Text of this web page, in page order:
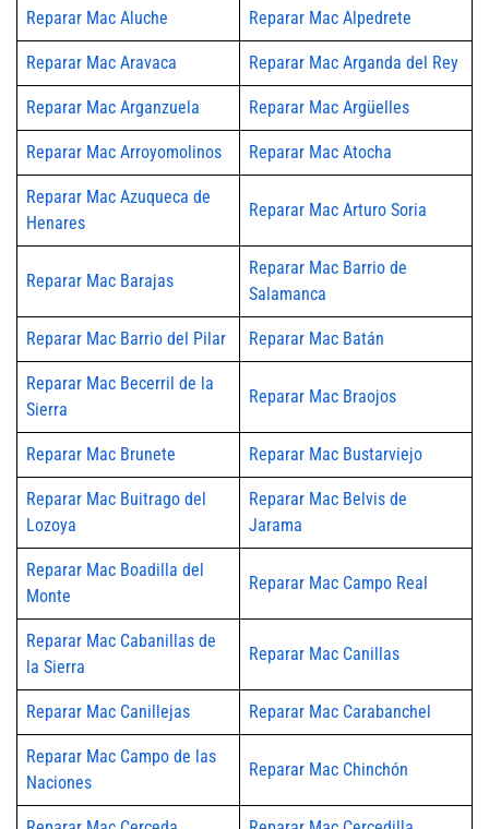
Reparar Mac Aluche Reparar Mac Alpedrete
Reparar Mac Aravaca Reparar Mac Arganda del Rey
Reparar Mac Arganzuela Reparar Mac Argüelles
Reparar Mac Arroyomolinos Reparar Mac Atocha
Reparar Mac Azuqueca de
Henares
Reparar Mac Arturo Soria
Reparar Mac Barajas
Reparar Mac Barrio de
Salamanca
Reparar Mac Barrio del Pilar Reparar Mac Batán
Reparar Mac Becerril de la
Sierra
Reparar Mac Braojos
Reparar Mac Brunete Reparar Mac Bustarviejo
Reparar Mac Buitrago del
Lozoya
Reparar Mac Belvis de
Jarama
Reparar Mac Boadilla del
Monte
Reparar Mac Campo Real
Reparar Mac Cabanillas de
la Sierra
Reparar Mac Canillas
Reparar Mac Canillejas Reparar Mac Carabanchel
Reparar Mac Campo de las
Naciones
Reparar Mac Chinchón